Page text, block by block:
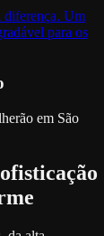
diferença. Um
para os
em São